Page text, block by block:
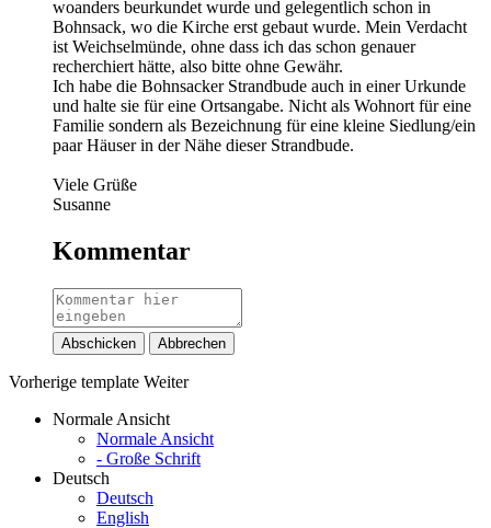
woanders beurkundet wurde und gelegentlich schon in
Bohnsack, wo die Kirche erst gebaut wurde. Mein Verdacht
ist Weichselmünde, ohne dass ich das schon genauer
recherchiert hätte, also bitte ohne Gewähr.
Ich habe die Bohnsacker Strandbude auch in einer Urkunde
und halte sie für eine Ortsangabe. Nicht als Wohnort für eine
Familie sondern als Bezeichnung für eine kleine Siedlung/ein
paar Häuser in der Nähe dieser Strandbude.
Viele Grüße
Susanne
Kommentar
Abschicken Abbrechen
Vorherige template Weiter
Normale Ansicht
Normale Ansicht
- Große Schrift
Deutsch
Deutsch
English